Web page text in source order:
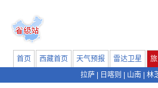
首页 西藏首页 天气预报 雷达卫星
拉萨
日喀则 山南 林